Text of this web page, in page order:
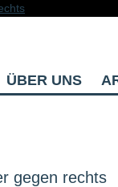
ÜBER UNS
gegen rechts